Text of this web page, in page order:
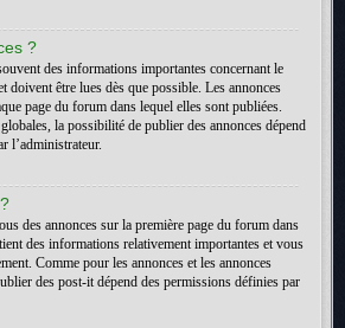
?
des informations importantes concernant le
doivent être lues dès que possible. Les annonces
page du forum dans lequel elles sont publiées.
la possibilité de publier des annonces dépend
l’administrateur.
des annonces sur la première page du forum dans
des informations relativement importantes et vous
Comme pour les annonces et les annonces
des post-it dépend des permissions définies par